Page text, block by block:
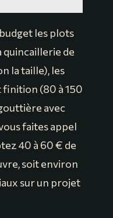
les plots
quincaillerie de
la taille), les
(80 à 150
avec
faites appel
40 à 60 € de
soit environ
sur un projet